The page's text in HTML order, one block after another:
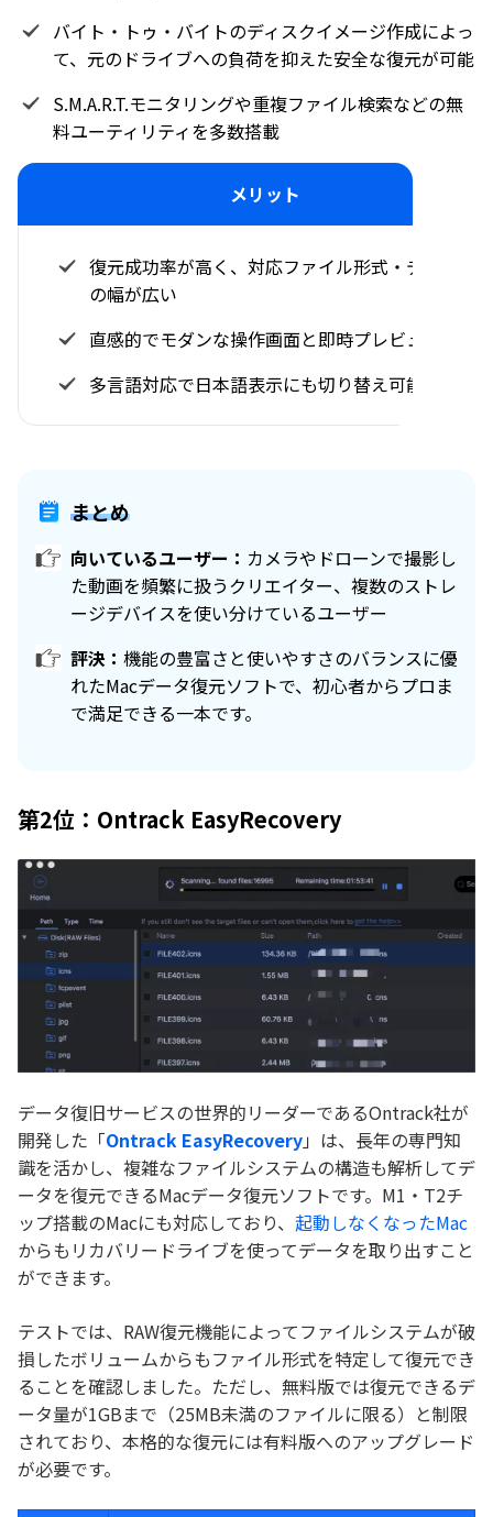
バイト・トゥ・バイトのディスクイメージ作成によっ
て、元のドライブへの負荷を抑えた安全な復元が可能
S.M.A.R.T.モニタリングや重複ファイル検索などの無
料ユーティリティを多数搭載
メリット
復元成功率が高く、対応ファイル形式・デバイス
の幅が広い
直感的でモダンな操作画面と即時プレビュー機能
多言語対応で日本語表示にも切り替え可能
まとめ
向いているユーザー： カメラやドローンで撮影し
た動画を頻繁に扱うクリエイター、複数のストレ
ージデバイスを使い分けているユーザー
評決： 機能の豊富さと使いやすさのバランスに優
れたMacデータ復元ソフトで、初心者からプロま
で満足できる一本です。
第2位：Ontrack EasyRecovery
データ復旧サービスの世界的リーダーであるOntrack社が
開発した「Ontrack EasyRecovery」は、長年の専門知
識を活かし、複雑なファイルシステムの構造も解析してデ
ータを復元できるMacデータ復元ソフトです。M1・T2チ
ップ搭載のMacにも対応しており、 起動しなくなったMac
からもリカバリードライブを使ってデータを取り出すこと
ができます。
テストでは、RAW復元機能によってファイルシステムが破
損したボリュームからもファイル形式を特定して復元でき
ることを確認しました。ただし、無料版では復元できるデ
ータ量が1GBまで（25MB未満のファイルに限る）と制限
されており、本格的な復元には有料版へのアップグレード
が必要です。